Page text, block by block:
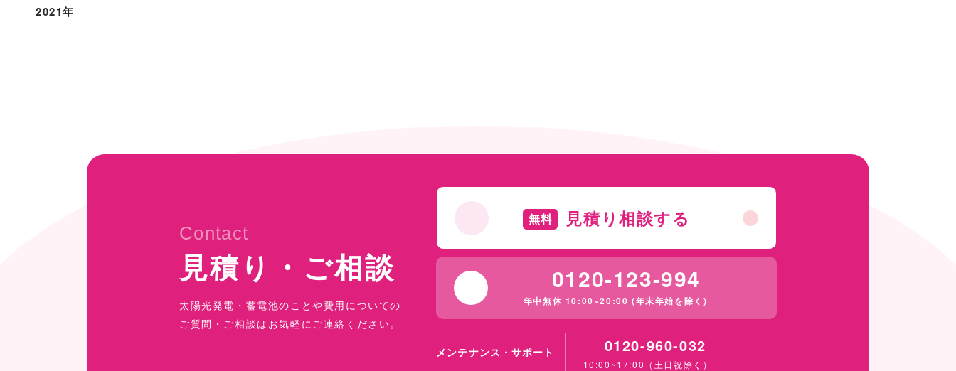
2021年
Contact
見積り・ご相談
太陽光発電・蓄電池のことや費用についての
ご質問・ご相談はお気軽にご連絡ください。
無料 見積り相談する
0120-123-994
年中無休 10:00~20:00 (年末年始を除く)
メンテナンス ・サポート 0120-960-032
10:00~17:00（土日祝除く）